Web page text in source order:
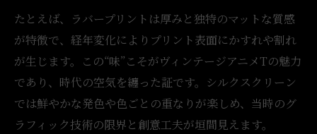
シルクスクリーンの色褪せが語るアニメTの美し
さ
古着アニメTのシルクスクリーンはなぜ味わ
い深いか
たとえば、ラバープリントは厚みと独特のマットな質感
が特徴で、経年変化によりプリント表面にかすれや割れ
が生じます。この“味”こそがヴィンテージアニメTの魅力
であり、時代の空気を纏った証です。シルクスクリーン
では鮮やかな発色や色ごとの重なりが楽しめ、当時のグ
ラフィック技術の限界と創意工夫が垣間見えます。